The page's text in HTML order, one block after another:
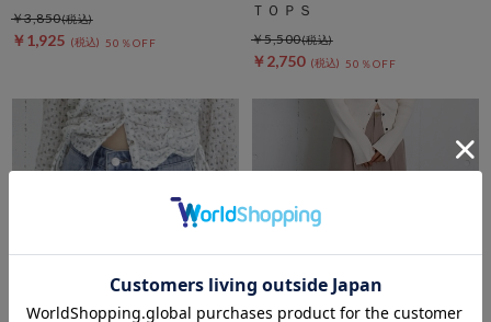
￥1,925 50％OFF
￥3,850
ＴＯＰＳ
￥2,750 50％OFF
￥5,500